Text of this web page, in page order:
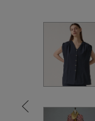
【Tシャツ】
【日傘】完全
CATEGORY
カスタマーサポ
エル・ショップ